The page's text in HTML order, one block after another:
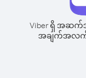
Viber ရှိ အဆက်
အချက်အလက် မ